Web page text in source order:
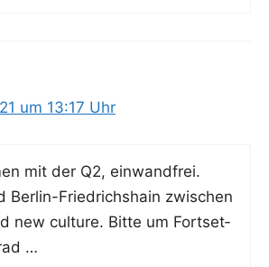
um 13:17 Uhr
mit der Q2, ein­wand­frei.
Ber­lin-Fried­richs­hain zwi­schen
new cul­tu­re. Bit­te um Fort­set­
…